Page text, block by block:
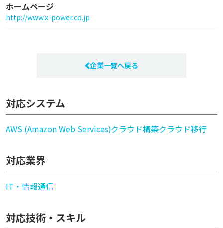
ホームページ
http://www.x-power.co.jp
企業一覧へ戻る
対応システム
AWS (Amazon Web Services)クラウド構築クラウド移行
対応業界
IT・情報通信
対応技術・スキル